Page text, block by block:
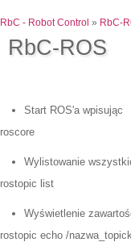
RbC-ROS
RbC - Robot Control » RbC-
Start ROS'a wpisując
roscore
Wylistowanie
rostopic list
Wyświetlenie
rostopic echo /